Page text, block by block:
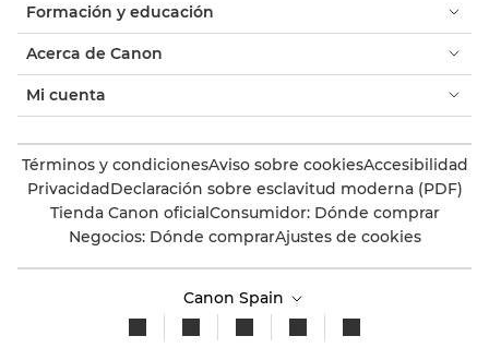
Formación y educación
Acerca de Canon
Mi cuenta
Términos y condicionesAviso sobre cookiesAccesibilidad
PrivacidadDeclaración sobre esclavitud moderna (PDF)
Tienda Canon oficialConsumidor: Dónde comprar
Negocios: Dónde comprarAjustes de cookies
Canon Spain